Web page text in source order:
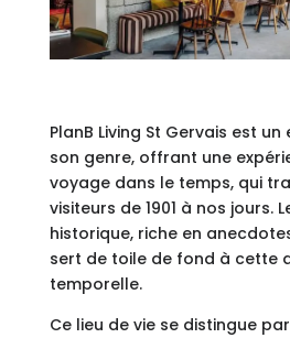
PlanB Living St Gervais est
son genre, offrant une
voyage dans le temps, qui
visiteurs de 1901 à nos jours.
historique, riche en
sert de toile de fond à cette
temporelle.
Ce lieu de vie se distingue